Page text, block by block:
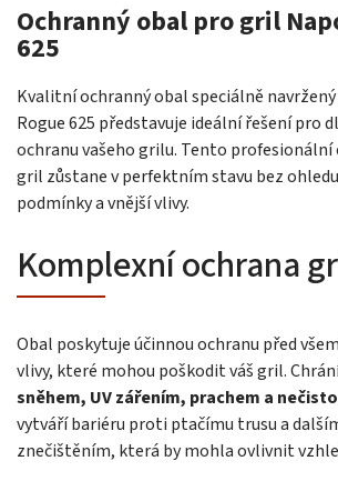
Ochranný obal pro gril
625
Kvalitní ochranný obal speciálně
Rogue 625 představuje ideální řešení pro
ochranu vašeho grilu. Tento profesionální
gril zůstane v perfektním stavu bez
podmínky a vnější vlivy.
Komplexní ochrana
Obal poskytuje účinnou ochranu před
vlivy, které mohou poškodit váš gril.
sněhem, UV zářením, prachem a
vytváří bariéru proti ptačímu trusu a
znečištěním, která by mohla ovlivnit